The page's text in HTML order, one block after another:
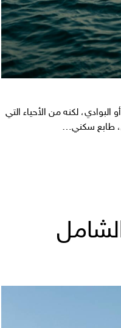
لكنه من الأحياء التي
طابع سكني…